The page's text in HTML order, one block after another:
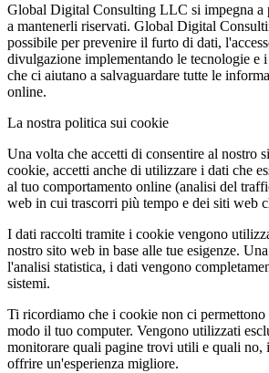
Global Digital Consulting LLC si impegna a
a mantenerli riservati. Global Digital
possibile per prevenire il furto di dati,
divulgazione implementando le tecnologie e
che ci aiutano a salvaguardare tutte le
online.
La nostra politica sui cookie
Una volta che accetti di consentire al nostro
cookie, accetti anche di utilizzare i dati che
al tuo comportamento online (analisi del
web in cui trascorri più tempo e dei siti web
I dati raccolti tramite i cookie vengono
nostro sito web in base alle tue esigenze.
l'analisi statistica, i dati vengono
sistemi.
Ti ricordiamo che i cookie non ci
modo il tuo computer. Vengono utilizzati
monitorare quali pagine trovi utili e quali no,
offrire un'esperienza migliore.